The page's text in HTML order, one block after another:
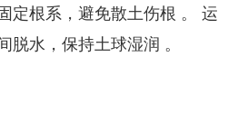
定根系，避免散土伤根 。 运
脱水，保持土球湿润 。